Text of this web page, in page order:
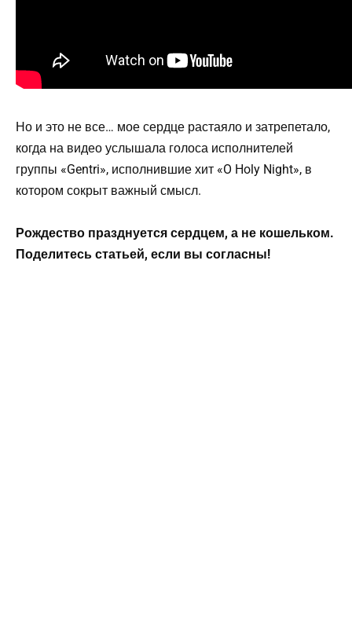
Но и это не все… мое сердце растаяло и затрепетало,
когда на видео услышала голоса исполнителей
группы «Gentri», исполнившие хит «O Holy Night», в
котором сокрыт важный смысл.
Рождество празднуется сердцем, а не кошельком.
Поделитесь статьей, если вы согласны!